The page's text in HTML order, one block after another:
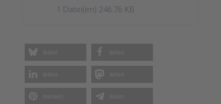
1 Datei(en) 246.76 KB